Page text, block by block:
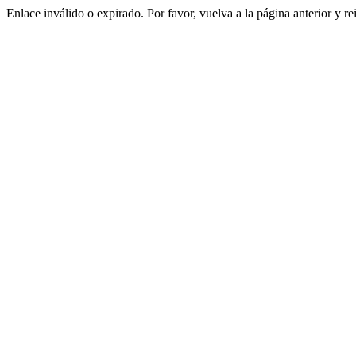
Enlace inválido o expirado. Por favor, vuelva a la página anterior y